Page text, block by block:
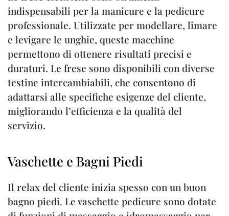
indispensabili per la manicure e la pedicure
professionale. Utilizzate per modellare, limare
e levigare le unghie, queste macchine
permettono di ottenere risultati precisi e
duraturi. Le frese sono disponibili con diverse
testine intercambiabili, che consentono di
adattarsi alle specifiche esigenze del cliente,
migliorando l’efficienza e la qualità del
servizio.
Vaschette e Bagni Piedi
Il relax del cliente inizia spesso con un buon
bagno piedi. Le vaschette pedicure sono dotate